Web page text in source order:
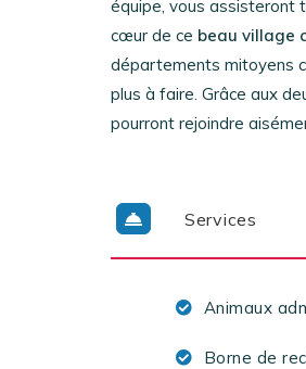
équipe, vous assisteront
cœur de ce beau village
départements mitoyens
plus à faire. Grâce aux
pourront rejoindre
Services
Animaux
Borne de